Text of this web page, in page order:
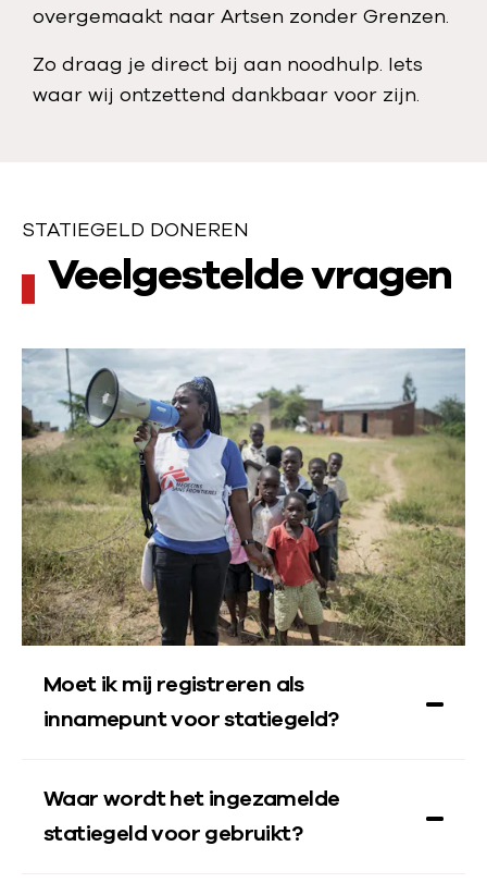
overgemaakt naar Artsen zonder Grenzen.
Zo draag je direct bij aan noodhulp. Iets
waar wij ontzettend dankbaar voor zijn.
STATIEGELD DONEREN
s
a
t
i
e
g
e
l
d
d
o
n
e
Veelgestelde vragen
Moet ik mij registreren als
innamepunt voor statiegeld?
Waar wordt het ingezamelde
statiegeld voor gebruikt?